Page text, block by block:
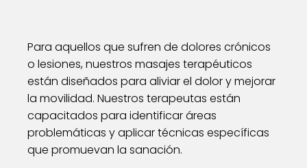
Para aquellos que sufren de dolores crónicos
o lesiones, nuestros masajes terapéuticos
están diseñados para aliviar el dolor y mejorar
la movilidad. Nuestros terapeutas están
capacitados para identificar áreas
problemáticas y aplicar técnicas específicas
que promuevan la sanación.